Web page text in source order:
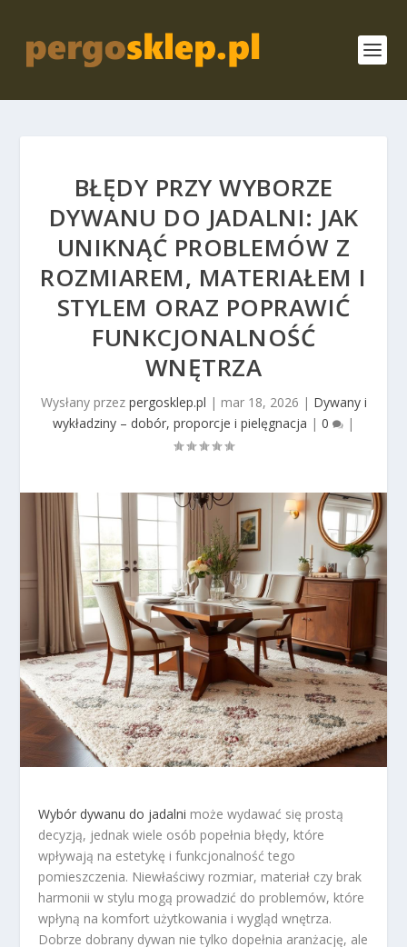
BŁĘDY PRZY WYBORZE
DYWANU DO JADALNI: JAK
UNIKNĄĆ PROBLEMÓW Z
ROZMIAREM, MATERIAŁEM I
STYLEM ORAZ POPRAWIĆ
FUNKCJONALNOŚĆ
WNĘTRZA
Wysłany przez pergosklep.pl | mar 18, 2026 | Dywany i
wykładziny – dobór, proporcje i pielęgnacja | 0 |
Wybór dywanu do jadalni może wydawać się prostą
decyzją, jednak wiele osób popełnia błędy, które
wpływają na estetykę i funkcjonalność tego
pomieszczenia. Niewłaściwy rozmiar, materiał czy brak
harmonii w stylu mogą prowadzić do problemów, które
wpłyną na komfort użytkowania i wygląd wnętrza.
Dobrze dobrany dywan nie tylko dopełnia aranżację, ale